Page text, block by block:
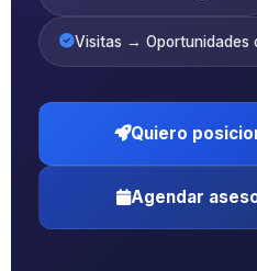
Visitas → Oportunidades
Quiero
Agendar